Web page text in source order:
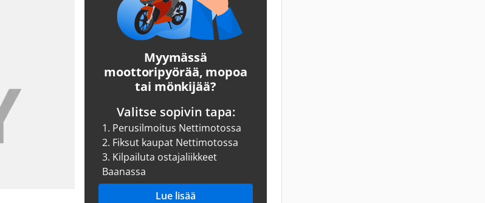
Myymässä
moottoripyörää, mopoa
tai mönkijää?
Valitse sopivin tapa:
1. Perusilmoitus Nettimotossa
2. Fiksut kaupat Nettimotossa
3. Kilpailuta ostajaliikkeet
Baanassa
Lue lisää